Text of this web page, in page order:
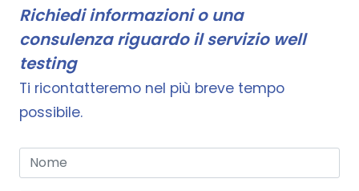
Richiedi informazioni o una
consulenza riguardo il servizio well
testing
Ti ricontatteremo nel più breve tempo
possibile.